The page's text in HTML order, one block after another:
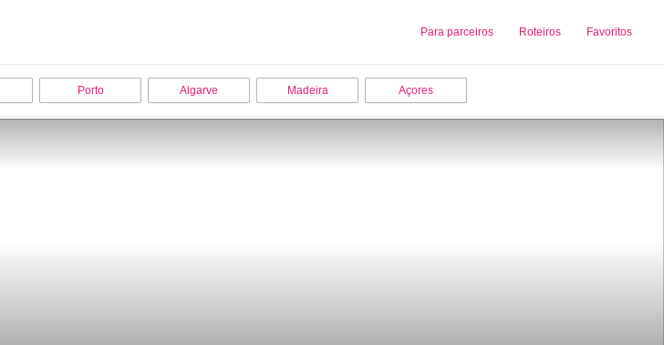
Para parceiros Roteiros Favoritos
Sobre nós Adicionar uma Empresa
Porto Algarve Madeira Açores